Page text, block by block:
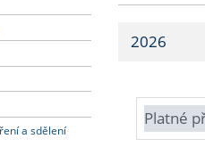
Strategie
Fakultní
Učitelské
a sdělení
2026
Platné